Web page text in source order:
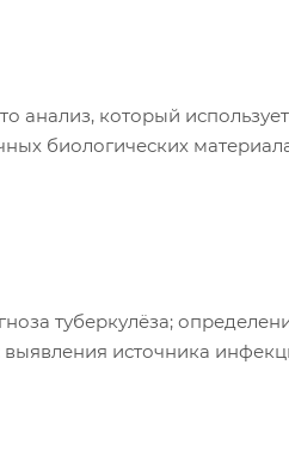
который
биологических
туберкулёза;
источника